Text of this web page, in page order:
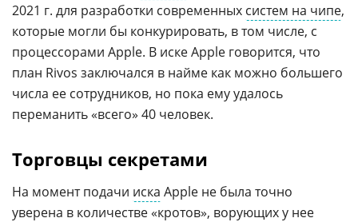
2021 г. для разработки современных систем на чипе,
которые могли бы конкурировать, в том числе, с
процессорами Apple. В иске Apple говорится, что
план Rivos заключался в найме как можно большего
числа ее сотрудников, но пока ему удалось
переманить «всего» 40 человек.
Торговцы секретами
На момент подачи иска Apple не была точно
уверена в количестве «кротов», ворующих у нее